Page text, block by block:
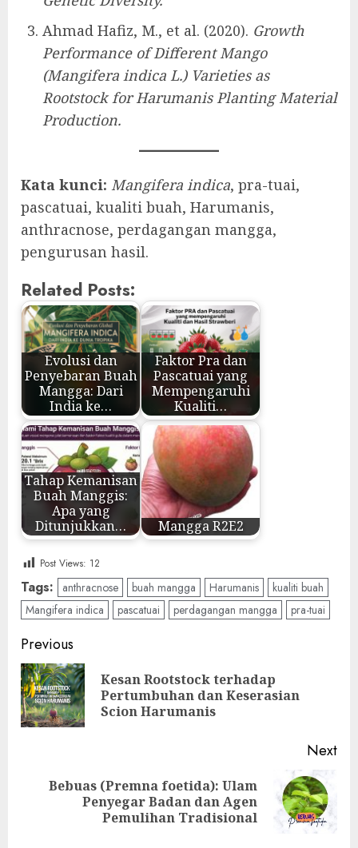
Ahmad Hafiz, M., et al. (2020). Growth
Performance of Different Mango
(Mangifera indica L.) Varieties as
Rootstock for Harumanis Planting Material
Production.
Kata kunci: Mangifera indica, pra-tuai,
pascatuai, kualiti buah, Harumanis,
anthracnose, perdagangan mangga,
pengurusan hasil.
Related Posts:
Evolusi dan
Penyebaran Buah
Mangga: Dari
India ke…
Faktor Pra dan
Pascatuai yang
Mempengaruhi
Kualiti…
Tahap Kemanisan
Buah Manggis:
Apa yang
Ditunjukkan…
Mangga R2E2
Post Views: 12
Tags: anthracnose buah mangga Harumanis
kualiti buah
Mangifera indica
pascatuai perdagangan mangga pra-tuai
Post
navigation
Previous
Kesan Rootstock terhadap
Pertumbuhan dan Keserasian
Scion Harumanis
Next
Next
Bebuas (Premna foetida): Ulam
Penyegar Badan dan Agen
Pemulihan Tradisional